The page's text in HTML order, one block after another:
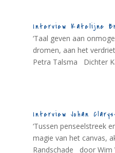
Interview Katelijne
‘Taal geven aan
dromen, aan het
Petra Talsma Dichter
Interview Johan
‘Tussen penseelstreek
magie van het canvas,
Randschade door Wim